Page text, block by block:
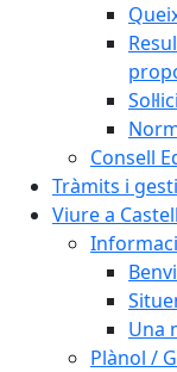
Consell
Tràmits i
Viure a
Una
Plànol /